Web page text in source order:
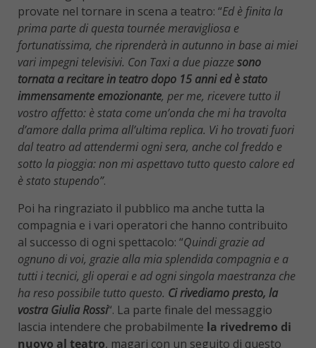
provate nel tornare in scena a teatro: “Ed è finita la
prima parte di questa tournée meravigliosa e
fortunatissima, che riprenderà in autunno in base ai miei
vari impegni televisivi. Con Taxi a due piazzesono
tornata a recitare in teatro dopo 15 anni ed è stato
immensamente emozionante, per me, ricevere tutto il
vostro affetto: è stata come un’onda che mi ha travolta
d’amore dalla prima all’ultima replica. Vi ho trovati fuori
dal teatro ad attendermi ogni sera, anche col freddo e
sotto la pioggia: non mi aspettavo tutto questo calore ed
è stato stupendo”.
Poi ha ringraziato il pubblico ma anche tutta la
compagnia e i vari operatori che hanno contribuito
al successo di ogni spettacolo: “Quindi grazie ad
ognuno di voi, grazie alla mia splendida compagnia e a
tutti i tecnici, gli operai e ad ogni singola maestranza che
ha reso possibile tutto questo. Ci rivediamo presto, la
vostra Giulia Rossi“. La parte finale del messaggio
lascia intendere che probabilmente la rivedremo di
nuovo al teatro, magari con un seguito di questo